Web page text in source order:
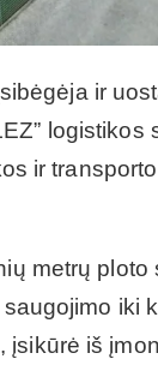
ir
ir
metrų
iki
iš